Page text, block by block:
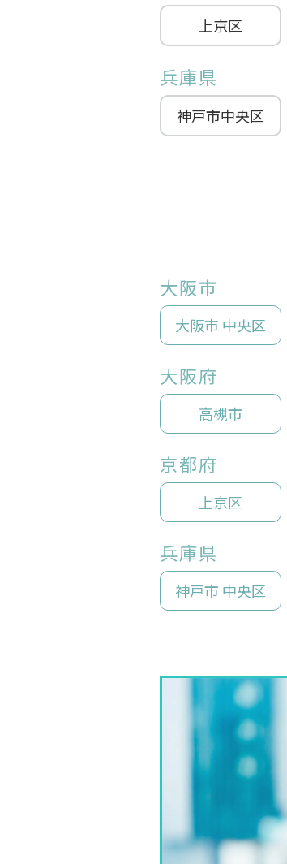
上京区
兵庫県
神戸市中央区
大阪市
大阪市 中央区
大阪府
高槻市
京都府
上京区
兵庫県
神戸市 中央区